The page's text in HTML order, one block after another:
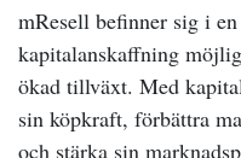
mResell befinner sig i
kapitalanskaffning
ökad tillväxt. Med
sin köpkraft, förbättra
och stärka sin